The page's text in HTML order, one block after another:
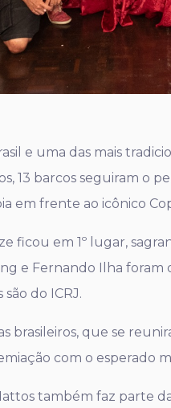
e uma das mais
13 barcos seguiram o
em frente ao icônico
ficou em 1º lugar,
e Fernando Ilha foram
do ICRJ.
brasileiros, que se
com o
também faz parte